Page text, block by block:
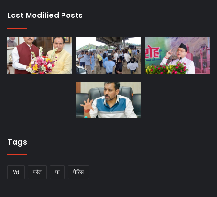
Last Modified Posts
Tags
Vd परैत पा पेरिस